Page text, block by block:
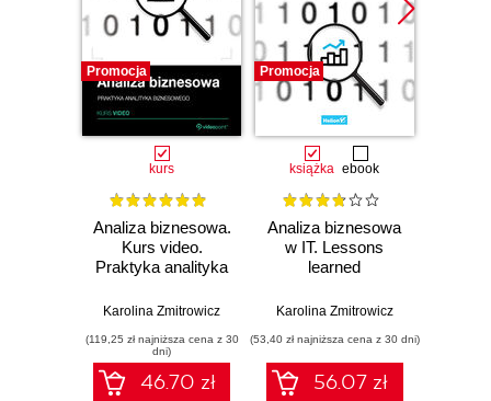
Promocja
kurs
Analiza biznesowa.
Kurs video.
Praktyka analityka
Karolina Zmitrowicz
(119,25 zł najniższa cena z 30
dni)
46.70 zł
Promocja
książka ebook
Analiza biznesowa
w IT. Lessons
learned
Karolina Zmitrowicz
(53,40 zł najniższa cena z 30 dni)
56.07 zł